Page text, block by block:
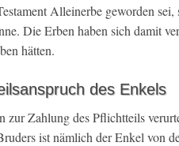
Alleinerbe geworden
Die Erben haben sich damit
hätten.
des Enkels
zur Zahlung des Pflichtteils
ist nämlich der Enkel von